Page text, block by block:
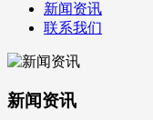
新闻资讯
联系我们
新闻资讯